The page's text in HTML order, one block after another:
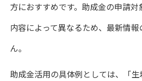
方におすすめです。助成金の申請
内容によって異なるため、最新情
ん。
助成金活用の具体例としては、「